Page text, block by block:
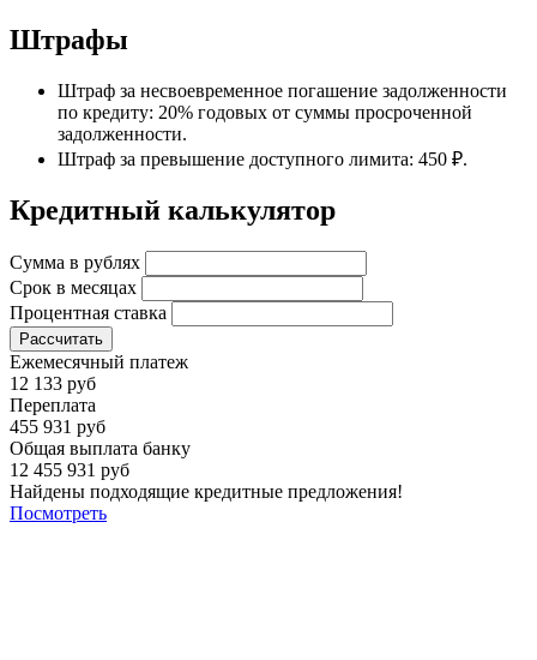
Штрафы
Штраф за несвоевременное погашение задолженности
по кредиту: 20% годовых от суммы просроченной
задолженности.
Штраф за превышение доступного лимита: 450 ₽.
Кредитный калькулятор
Сумма в рублях
Срок в месяцах
Процентная ставка
Рассчитать
Ежемесячный платеж
12 133 руб
Переплата
455 931 руб
Общая выплата банку
12 455 931 руб
Найдены подходящие кредитные предложения!
Посмотреть